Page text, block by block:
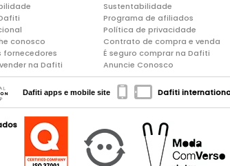
conosco
fornecedores
na Dafiti
Sustentabilidade
Programa de afiliados
Política de privacidade
Contrato de compra e venda
É seguro comprar na Dafiti
Anuncie Conosco
Dafiti apps e mobile site Dafiti